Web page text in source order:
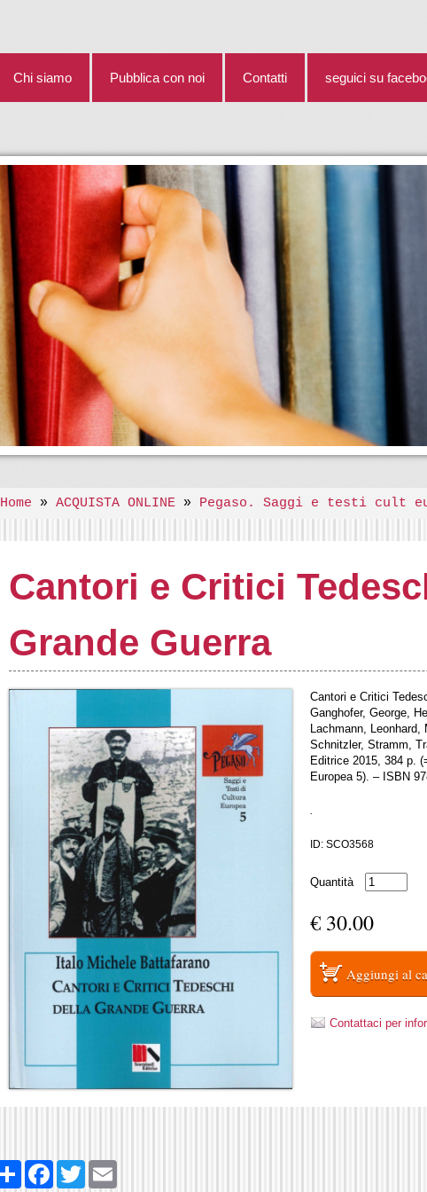
Chi siamo Pubblica con noi Contatti seguici su
Home » ACQUISTA ONLINE » Pegaso. Saggi e testi cult
Cantori e Critici
Grande Guerra
Cantori e Critici
Ganghofer, George,
Lachmann,
Schnitzler, Stramm,
Editrice 2015, 384 p.
Europea 5). – ISBN
.
ID: SCO3568
Quantità
€ 30.00
Contattaci per
Share FacebookTwitter